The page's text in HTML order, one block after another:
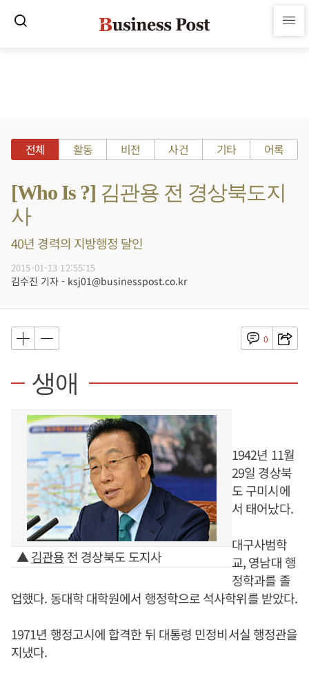
전체 활동 비전 사건 기타 어록
[Who Is ?] 김관용 전 경상북도지
사
40년 경력의 지방행정 달인
2015-01-13 12:55:15
김수진 기자 - ksj01@businesspost.co.kr
0
생애
▲김관용전 경상북도 도지사
1942년 11월
29일 경상북
도 구미시에
서 태어났다.
대구사범학
교, 영남대 행
정학과를 졸
업했다. 동대학 대학원에서 행정학으로 석사학위를 받았다.
1971년 행정고시에 합격한 뒤 대통령 민정비서실 행정관을
지냈다.